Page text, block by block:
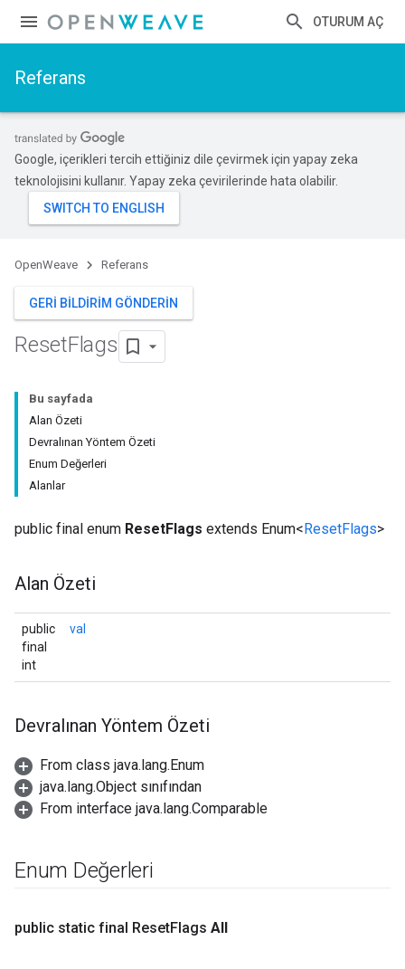
OTURUM AÇ
Referans
Google, içerikleri tercih ettiğiniz dile çevirmek için yapay zeka
teknolojisini kullanır. Yapay zeka çevirilerinde hata olabilir.
OpenWeave Referans
GERI BILDIRIM GÖNDERIN
ResetFlags
Bu sayfada
Alan Özeti
Devralınan Yöntem Özeti
Enum Değerleri
Alanlar
public final enum ResetFlags extends Enum<ResetFlags>
Alan Özeti
public
final
int
val
Devralınan Yöntem Özeti
From class java.lang.Enum
java.lang.Object sınıfından
From interface java.lang.Comparable
Enum Değerleri
public static final ResetFlags All